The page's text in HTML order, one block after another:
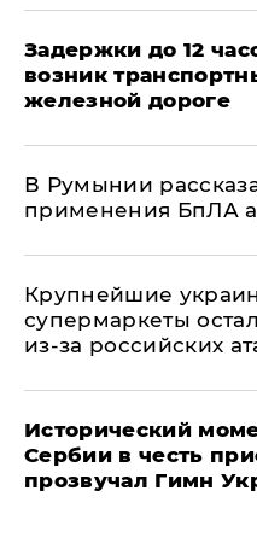
Задержки до 12
возник
железной дороге
В Румынии
применения БпЛА
Крупнейшие
супермаркеты
из-за российских
Исторический
Сербии в честь
прозвучал Гимн